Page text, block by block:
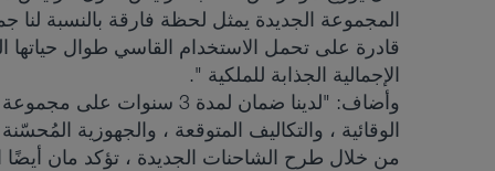
قادرة على تحمل الاستخدام القاسي طوال حياتها
الإجمالية الجذابة للملكية ".
وأضاف: "لدينا ضمان لمدة
الوقائية ، والتكاليف المتوقعة ، والجهوزية
من خلال طرح الشاحنات الجديدة ، تؤكد مان أيضًا